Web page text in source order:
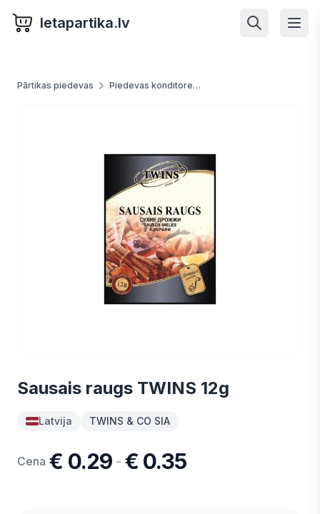
letapartika.lv
Pārtikas piedevas Piedevas konditorejai
Sausais raugs TWINS 12g
Latvija TWINS & CO SIA
Cena € 0.29 - € 0.35